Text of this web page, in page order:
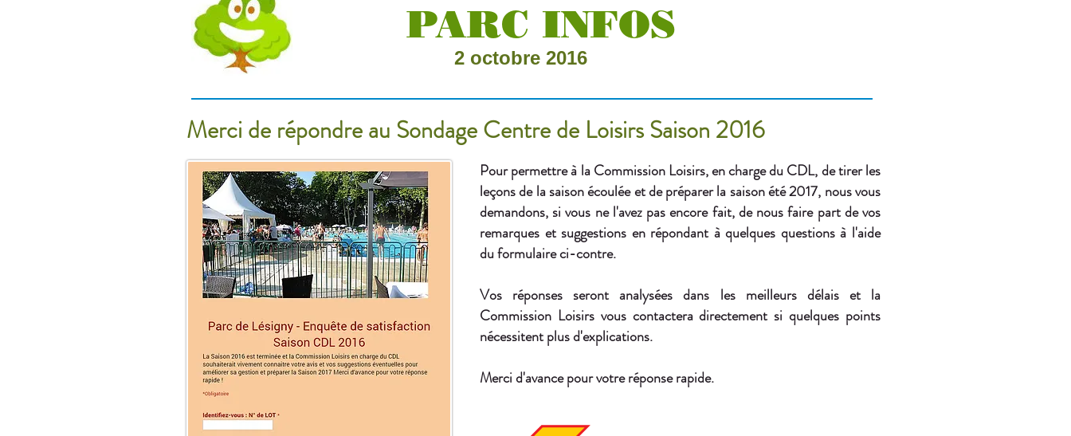
PARC INFOS
2 octobre 2016
Merci de répondre au Sondage Centre de Loisirs Saison 2016
Pour permettre à la Commission Loisirs, en charge du CDL, de tirer les
leçons de la saison écoulée et de préparer la saison été 2017, nous vous
demandons, si vous ne l'avez pas encore fait, de nous faire part de vos
remarques et suggestions en répondant à quelques questions à l'aide
du formulaire ci-contre.
Vos réponses seront analysées dans les meilleurs délais et la
Commission Loisirs vous contactera directement si quelques points
nécessitent plus d'explications.
Merci d'avance pour votre réponse rapide.